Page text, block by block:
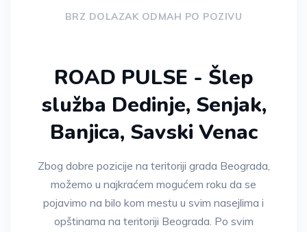
BRZ DOLAZAK ODMAH PO POZIVU
ROAD PULSE - Šlep
služba Dedinje, Senjak,
Banjica, Savski Venac
Zbog dobre pozicije na teritoriji grada Beograda,
možemo u najkraćem mogućem roku da se
pojavimo na bilo kom mestu u svim nasejlima i
opštinama na teritoriji Beograda. Po svim